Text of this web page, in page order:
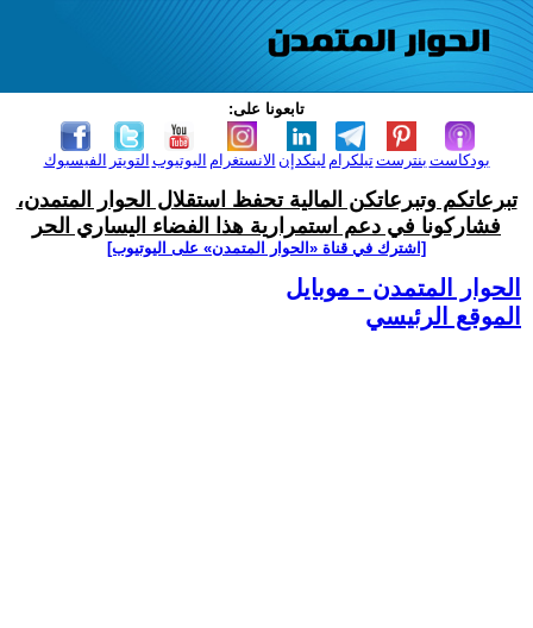
تابعونا على:
الفيسبوك التويتر اليوتيوب الانستغرام لينكدإن تيلكرامبنترست بودكاست
تبرعاتكم وتبرعاتكن المالية تحفظ استقلال الحوار المتمدن،
فشاركونا في دعم استمرارية هذا الفضاء اليساري الحر
[اشترك في قناة ‫«الحوار المتمدن» على اليوتيوب]
الحوار المتمدن - موبايل
الموقع الرئيسي